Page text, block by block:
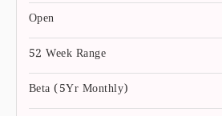
Open
52 Week Range
Beta (5Yr Monthly)